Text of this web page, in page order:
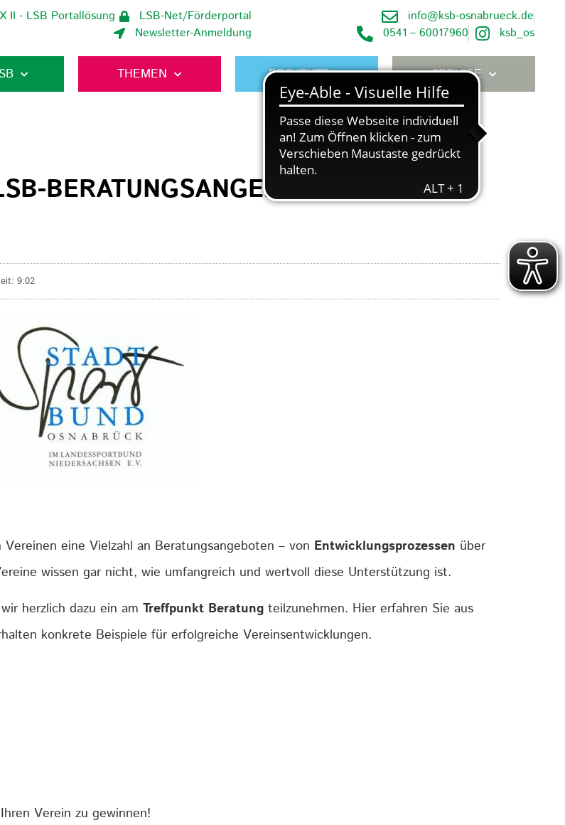
II - LSB Portallösung
LSB-Net/Förderportal
Newsletter-Anmeldung
info@ksb-osnabrueck.de
0541 – 60017960
ksb_os
THEMEN PROJEKTE SERVICE
BERATUNGSANGEBOTEN AM
9:02
eine Vielzahl an Beratungsangeboten – von Entwicklungsprozessen über
wissen gar nicht, wie umfangreich und wertvoll diese Unterstützung ist.
herzlich dazu ein am Treffpunkt Beratung teilzunehmen. Hier erfahren Sie aus
konkrete Beispiele für erfolgreiche Vereinsentwicklungen.
Verein zu gewinnen!